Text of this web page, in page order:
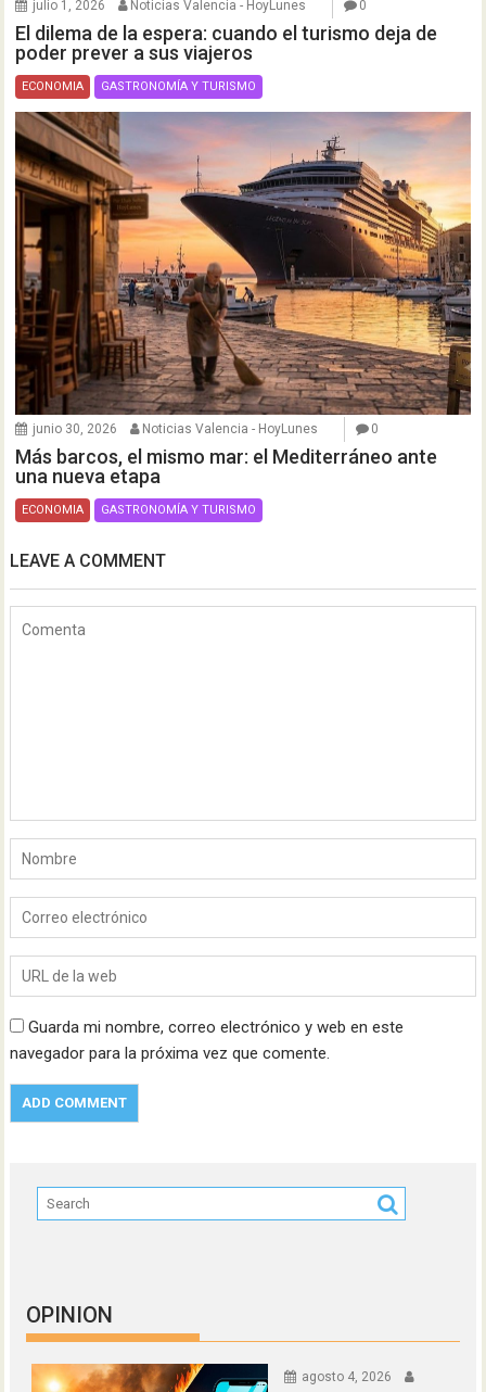
julio 1, 2026 Noticias Valencia - HoyLunes 0
El dilema de la espera: cuando el turismo deja de
poder prever a sus viajeros
ECONOMIA GASTRONOMÍA Y TURISMO
junio 30, 2026 Noticias Valencia - HoyLunes 0
Más barcos, el mismo mar: el Mediterráneo ante
una nueva etapa
ECONOMIA GASTRONOMÍA Y TURISMO
LEAVE A COMMENT
Guarda mi nombre, correo electrónico y web en este
navegador para la próxima vez que comente.
OPINION
agosto 4, 2026